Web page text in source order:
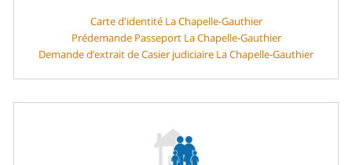
Carte d'identité La Chapelle-Gauthier
Prédemande Passeport La Chapelle-Gauthier
Demande d’extrait de Casier judiciaire La Chapelle-Gauthier